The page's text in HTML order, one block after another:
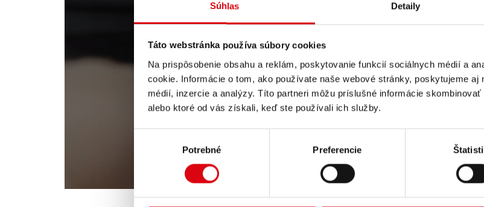
Súhlas Detaily
Táto webstránka používa súbory cookies
Na prispôsobenie obsahu a reklám, poskytovanie funkcií sociálnych médií a
cookie. Informácie o tom, ako používate naše webové stránky, poskytujeme
médií, inzercie a analýzy. Títo partneri môžu príslušné informácie
alebo ktoré od vás získali, keď ste používali ich služby.
Potrebné Preferencie
Používajte
batérií Banner na
webových
ZISTIŤ ĎALŠIE INFORMÁCIE